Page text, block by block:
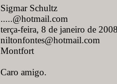
Sigmar Schultz
.....@hotmail.com
terça-feira, 8 de janeiro de
niltonfontes@hotmail.com
Montfort
Caro amigo.